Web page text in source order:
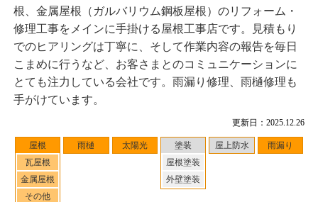
更新日：2025.12.26
屋根
瓦屋根
金属屋根
その他
雨樋 太陽光
塗装
屋根塗装
外壁塗装
屋上防水 雨漏り
根、金属屋根（ガルバリウム鋼板屋根）のリフォーム・
修理工事をメインに手掛ける屋根工事店です。見積もり
でのヒアリングは丁寧に、そして作業内容の報告を毎日
こまめに行うなど、お客さまとのコミュニケーションに
とても注力している会社です。雨漏り修理、雨樋修理も
手がけています。